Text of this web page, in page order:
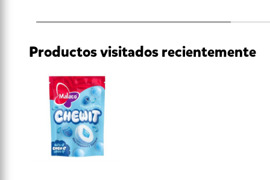
Productos visitados recientemente